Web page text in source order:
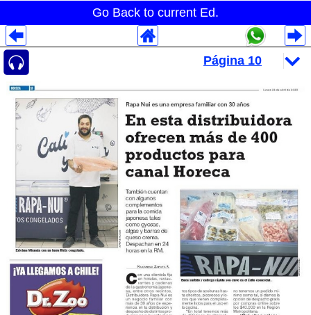
Go Back to current Ed.
Despliegues Analytics
Despliegues Totales
Despliegues por Rubros